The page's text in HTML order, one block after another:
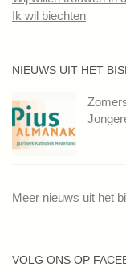
Ik wil biechten
NIEUWS UIT HET
Meer nieuws uit het
VOLG ONS OP